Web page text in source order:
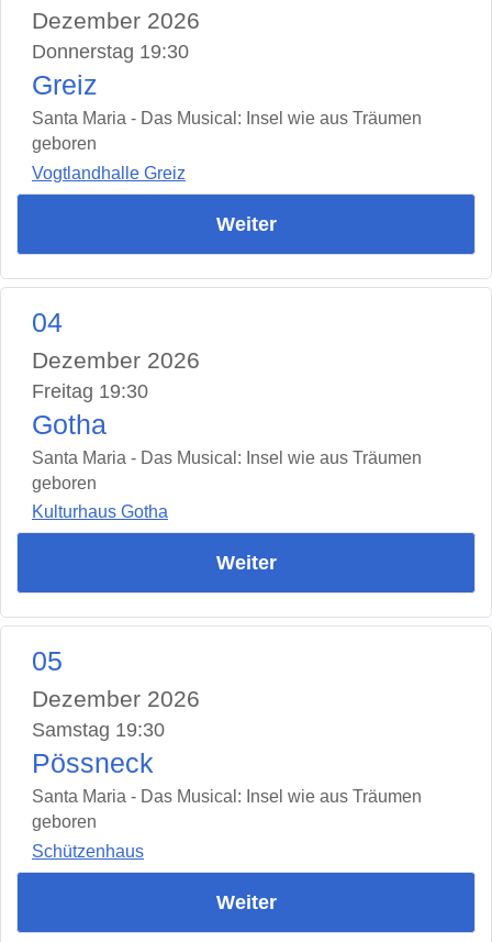
Dezember 2026
Donnerstag 19:30
Greiz
Santa Maria - Das Musical: Insel wie aus Träumen
geboren
Vogtlandhalle Greiz
Weiter
04
Dezember 2026
Freitag 19:30
Gotha
Santa Maria - Das Musical: Insel wie aus Träumen
geboren
Kulturhaus Gotha
Weiter
05
Dezember 2026
Samstag 19:30
Pössneck
Santa Maria - Das Musical: Insel wie aus Träumen
geboren
Schützenhaus
Weiter